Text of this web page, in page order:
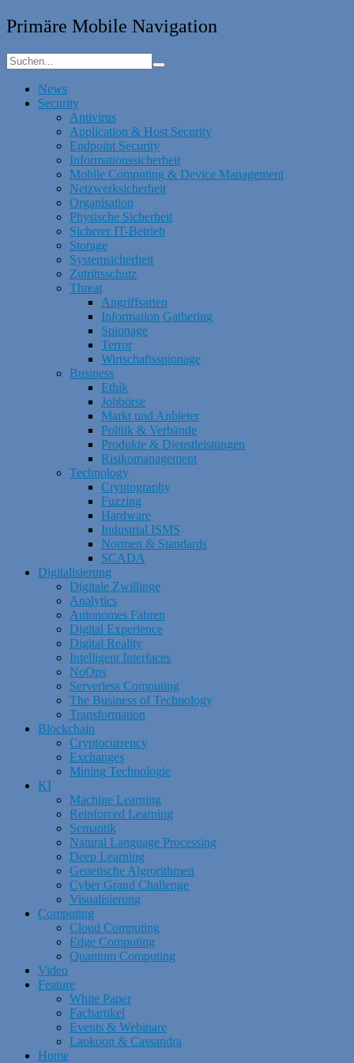
Primäre Mobile Navigation
News
Security
Antivirus
Application & Host Security
Endpoint Security
Informationssicherheit
Mobile Computing & Device Management
Netzwerksicherheit
Organisation
Physische Sicherheit
Sicherer IT-Betrieb
Storage
Systemsicherheit
Zutrittsschutz
Threat
Angriffsarten
Information Gathering
Spionage
Terror
Wirtschaftsspionage
Business
Ethik
Jobbörse
Markt und Anbieter
Politik & Verbände
Produkte & Dienstleistungen
Risikomanagement
Technology
Cryptography
Fuzzing
Hardware
Industrial ISMS
Normen & Standards
SCADA
Digitalisierung
Digitale Zwillinge
Analytics
Autonomes Fahren
Digital Experience
Digital Reality
Intelligent Interfaces
NoOps
Serverless Computing
The Business of Technology
Transformation
Blockchain
Cryptocurrency
Exchanges
Mining Technologie
KI
Machine Learning
Reinforced Learning
Semantik
Natural Language Processing
Deep Learning
Genetische Algrorithmen
Cyber Grand Challenge
Visualisierung
Computing
Cloud Computing
Edge Computing
Quantum Computing
Video
Feature
White Paper
Fachartikel
Events & Webinare
Laokoon & Cassandra
Home